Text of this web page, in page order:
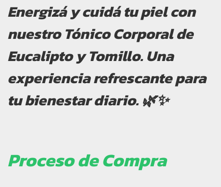
Energizá y cuidá tu piel con
nuestro Tónico Corporal de
Eucalipto y Tomillo.Una
experiencia refrescante para
tu bienestar diario. 🌿✨
Proceso de Compra